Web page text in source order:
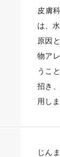
皮膚
は、
原因
物ア
うこ
招き
用しま
じん